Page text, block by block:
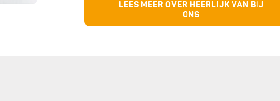
allerbeste van de Belgische keuken. Wedden dat je zo de
week rond bent?
LEES MEER OVER HEERLIJK VAN BIJ
ONS